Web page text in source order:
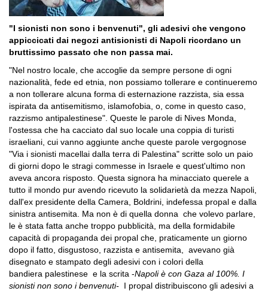
"I sionisti non sono i benvenuti", gli adesivi che vengono
appiccicati dai negozi antisionisti di Napoli ricordano un
bruttissimo passato che non passa mai.
"Nel nostro locale, che accoglie da sempre persone di ogni
nazionalità, fede ed etnia, non possiamo tollerare e continueremo
a non tollerare alcuna forma di esternazione razzista, sia essa
ispirata da antisemitismo, islamofobia, o, come in questo caso,
razzismo antipalestinese". Queste le parole di Nives Monda,
l'ostessa che ha cacciato dal suo locale una coppia di turisti
israeliani, cui vanno aggiunte anche queste parole vergognose
"Via i sionisti macellai dalla terra di Palestina" scritte solo un paio
di giorni dopo le stragi commesse in Israele e quest'ultimo non
aveva ancora risposto. Questa signora ha minacciato querele a
tutto il mondo pur avendo ricevuto la solidarietà da mezza Napoli,
dall'ex presidente della Camera, Boldrini, indefessa propal e dalla
sinistra antisemita. Ma non è di quella donna che volevo parlare,
le è stata fatta anche troppo pubblicità, ma della formidabile
capacità di propaganda dei propal che, praticamente un giorno
dopo il fatto, disgustoso, razzista e antisemita, avevano già
disegnato e stampato degli adesivi con i colori della
bandiera palestinese e la scrita -Napoli è con Gaza al 100%. I
sionisti non sono i benvenuti- I propal distribuiscono gli adesivi a